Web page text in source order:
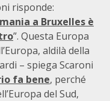
risponde:
a Bruxelles è
”. Questa Europa
aldilà della
– spiega Scaroni
fa bene, perché
del Sud,